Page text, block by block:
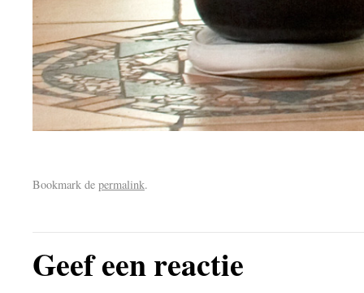
Bookmark de permalink.
Geef een reactie